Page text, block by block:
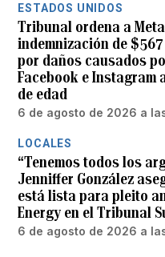
ESTADOS UNIDOS
Tribunal ordena a
indemnización de
por daños causados
Facebook e Instagram
de edad
6 de agosto de 2026 a
LOCALES
“Tenemos todos los
Jenniffer González
está lista para pleito
Energy en el Tribunal
6 de agosto de 2026 a